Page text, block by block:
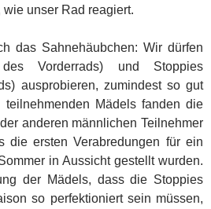
wie unser Rad reagiert.
das Sahnehäubchen: Wir dürfen
Vorderrads) und Stoppies
ausprobieren, zumindest so gut
Mädels fanden die
anderen männlichen Teilnehmer
die ersten Verabredungen für ein
in Aussicht gestellt wurden.
der Mädels, dass die Stoppies
so perfektioniert sein müssen,